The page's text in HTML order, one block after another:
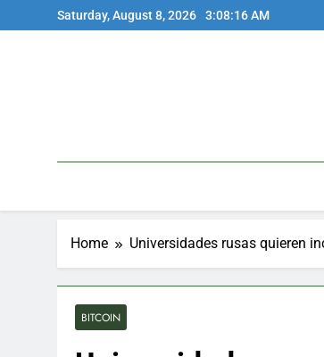
to
Saturday, August 8, 2026 3:08:17 AM
Home Universidades rusas quieren
BITCOIN